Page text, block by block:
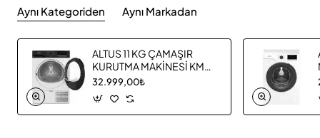
Aynı Kategoriden Aynı Markadan
ALTUS 11 KG ÇAMAŞIR
KURUTMA MAKİNESİ KM
1160
32.999,00₺